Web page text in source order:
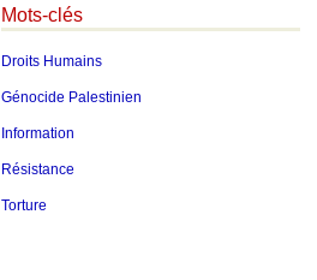
Mots-clés
Droits Humains
Génocide Palestinien
Information
Résistance
Torture